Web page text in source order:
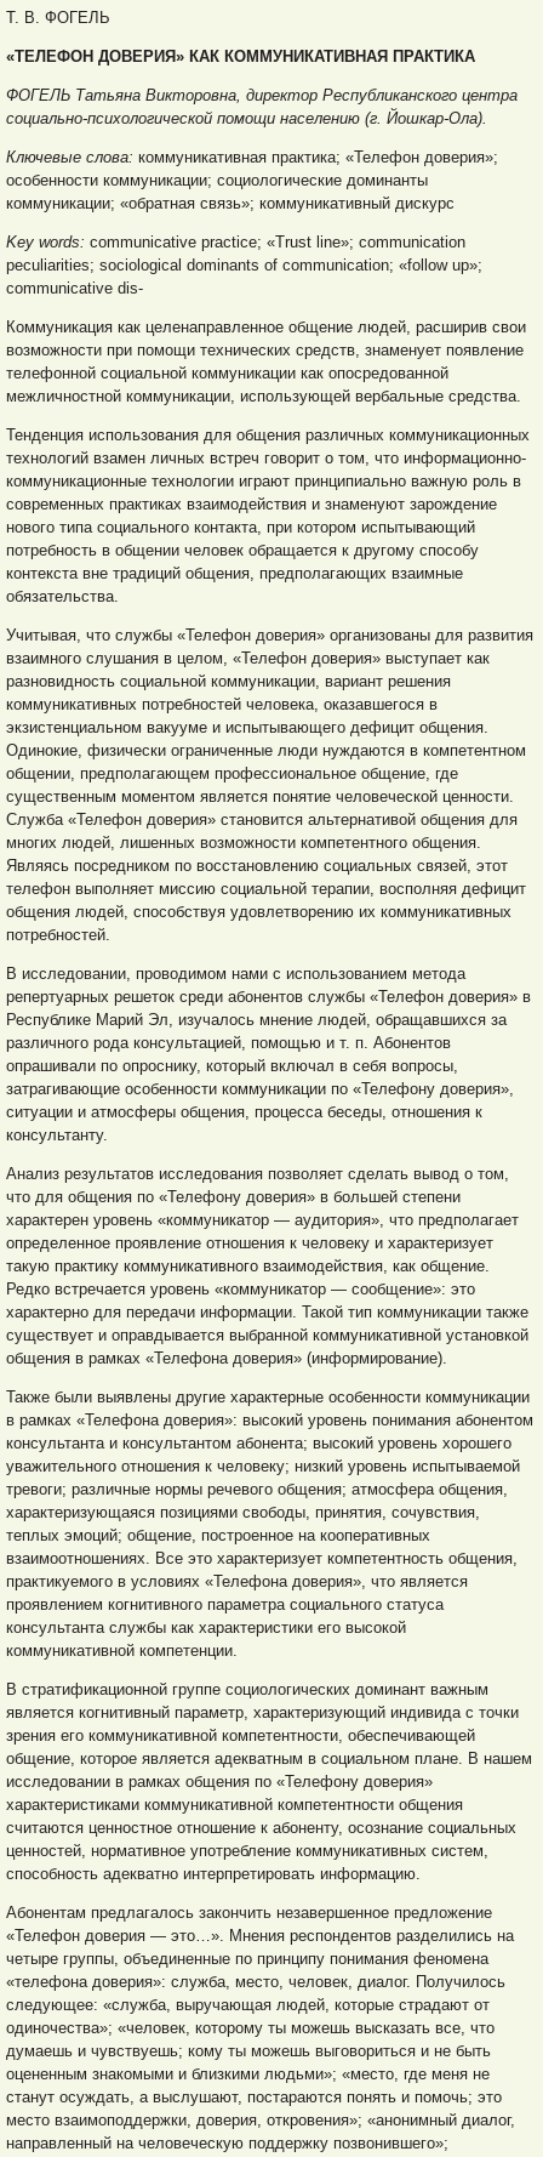
Т. В. ФОГЕЛЬ
«ТЕЛЕФОН ДОВЕРИЯ» КАК КОММУНИКАТИВНАЯ ПРАКТИКА
ФОГЕЛЬ Татьяна Викторовна, директор Республиканского центра
социально-психологической помощи населению (г. Йошкар-Ола).
Ключевые слова: коммуникативная практика; «Телефон доверия»;
особенности коммуникации; социологические доминанты
коммуникации; «обратная связь»; коммуникативный дискурс
Key words: communicative practice; «Trust line»; communication
peculiarities; sociological dominants of communication; «follow up»;
communicative dis-
Коммуникация как целенаправленное общение людей, расширив свои
возможности при помощи технических средств, знаменует появление
телефонной социальной коммуникации как опосредованной
межличностной коммуникации, использующей вербальные средства.
Тенденция использования для общения различных коммуникационных
технологий взамен личных встреч говорит о том, что информационно-
коммуникационные технологии играют принципиально важную роль в
современных практиках взаимодействия и знаменуют зарождение
нового типа социального контакта, при котором испытывающий
потребность в общении человек обращается к другому способу
контекста вне традиций общения, предполагающих взаимные
обязательства.
Учитывая, что службы «Телефон доверия» организованы для развития
взаимного слушания в целом, «Телефон доверия» выступает как
разновидность социальной коммуникации, вариант решения
коммуникативных потребностей человека, оказавшегося в
экзистенциальном вакууме и испытывающего дефицит общения.
Одинокие, физически ограниченные люди нуждаются в компетентном
общении, предполагающем профессиональное общение, где
существенным моментом является понятие человеческой ценности.
Служба «Телефон доверия» становится альтернативой общения для
многих людей, лишенных возможности компетентного общения.
Являясь посредником по восстановлению социальных связей, этот
телефон выполняет миссию социальной терапии, восполняя дефицит
общения людей, способствуя удовлетворению их коммуникативных
потребностей.
В исследовании, проводимом нами с использованием метода
репертуарных решеток среди абонентов службы «Телефон доверия» в
Республике Марий Эл, изучалось мнение людей, обращавшихся за
различного рода консультацией, помощью и т. п. Абонентов
опрашивали по опроснику, который включал в себя вопросы,
затрагивающие особенности коммуникации по «Телефону доверия»,
ситуации и атмосферы общения, процесса беседы, отношения к
консультанту.
Анализ результатов исследования позволяет сделать вывод о том,
что для общения по «Телефону доверия» в большей степени
характерен уровень «коммуникатор — аудитория», что предполагает
определенное проявление отношения к человеку и характеризует
такую практику коммуникативного взаимодействия, как общение.
Редко встречается уровень «коммуникатор — сообщение»: это
характерно для передачи информации. Такой тип коммуникации также
существует и оправдывается выбранной коммуникативной установкой
общения в рамках «Телефона доверия» (информирование).
Также были выявлены другие характерные особенности коммуникации
в рамках «Телефона доверия»: высокий уровень понимания абонентом
консультанта и консультантом абонента; высокий уровень хорошего
уважительного отношения к человеку; низкий уровень испытываемой
тревоги; различные нормы речевого общения; атмосфера общения,
характеризующаяся позициями свободы, принятия, сочувствия,
теплых эмоций; общение, построенное на кооперативных
взаимоотношениях. Все это характеризует компетентность общения,
практикуемого в условиях «Телефона доверия», что является
проявлением когнитивного параметра социального статуса
консультанта службы как характеристики его высокой
коммуникативной компетенции.
В стратификационной группе социологических доминант важным
является когнитивный параметр, характеризующий индивида с точки
зрения его коммуникативной компетентности, обеспечивающей
общение, которое является адекватным в социальном плане. В нашем
исследовании в рамках общения по «Телефону доверия»
характеристиками коммуникативной компетентности общения
считаются ценностное отношение к абоненту, осознание социальных
ценностей, нормативное употребление коммуникативных систем,
способность адекватно интерпретировать информацию.
Абонентам предлагалось закончить незавершенное предложение
«Телефон доверия — это…». Мнения респондентов разделились на
четыре группы, объединенные по принципу понимания феномена
«телефона доверия»: служба, место, человек, диалог. Получилось
следующее: «служба, выручающая людей, которые страдают от
одиночества»; «человек, которому ты можешь высказать все, что
думаешь и чувствуешь; кому ты можешь выговориться и не быть
оцененным знакомыми и близкими людьми»; «место, где меня не
станут осуждать, а выслушают, постараются понять и помочь; это
место взаимоподдержки, доверия, откровения»; «анонимный диалог,
направленный на человеческую поддержку позвонившего»;